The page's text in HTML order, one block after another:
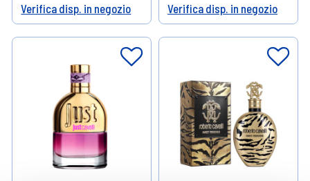
Help
Verifica disp. in negozio
Help
Verifica disp. in negozio